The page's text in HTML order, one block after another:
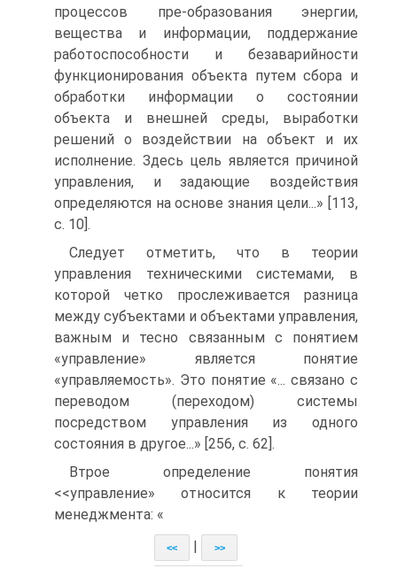
процессов пре-образования энергии,
вещества и информации, поддержание
работоспособности и безаварийности
функционирования объекта путем сбора и
обработки информации о состоянии
объекта и внешней среды, выработки
решений о воздействии на объект и их
исполнение. Здесь цель является причиной
управления, и задающие воздействия
определяются на основе знания цели...» [113,
с. 10].
Следует отметить, что в теории
управления техническими системами, в
которой четко прослеживается разница
между субъектами и объектами управления,
важным и тесно связанным с понятием
«управление» является понятие
«управляемость». Это понятие «... связано с
переводом (переходом) системы
посредством управления из одного
состояния в другое...» [256, с. 62].
Втрое определение понятия
<<управление» относится к теории
менеджмента: «
<< >>